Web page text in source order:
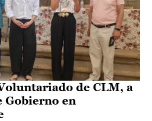
de CLM, a
Gobierno en